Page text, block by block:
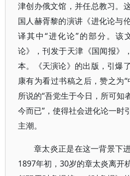
津创办俄文馆，并任总教习。
国人赫胥黎的演讲《进化论与
译其中“进化论”的部分。该
论》，刊发于天津《国闻报》
本。《天演论》的出版，引爆
康有为看过书稿之后，赞之为
所说的“吾党生于今日，所可知
今而已”，使得社会进化论一时
主潮。
章太炎正是在这一背景下
1897年初，30岁的章太炎离开